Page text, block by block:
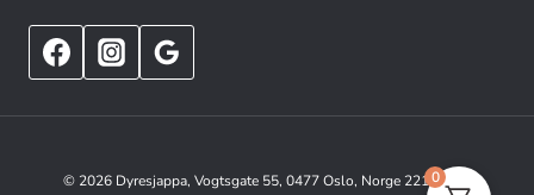
© 2026 Dyresjappa, Vogtsgate 55, 0477 Oslo, Norge 22151515
0